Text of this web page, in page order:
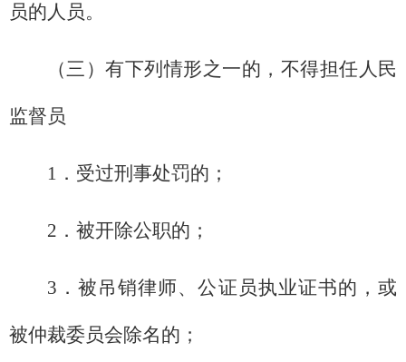
员的人员。
（三）有下列情形之一的，不得担任人民
监督员
1．受过刑事处罚的；
2．被开除公职的；
3．被吊销律师、公证员执业证书的，或
被仲裁委员会除名的；